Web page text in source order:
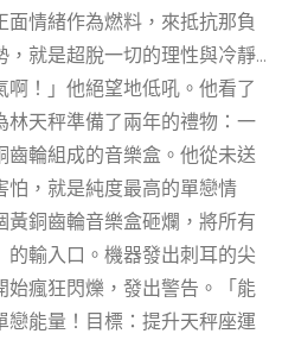
情緒作為燃料，來抵抗那負
就是超脫一切的理性與冷靜…
！」他絕望地低吼。他看了
天秤準備了兩年的禮物：一
輪組成的音樂盒。他從未送
怕，就是純度最高的單戀情
銅齒輪音樂盒砸爛，將所有
輸入口。機器發出刺耳的尖
始瘋狂閃爍，發出警告。「能
能量！目標：提升天秤座運